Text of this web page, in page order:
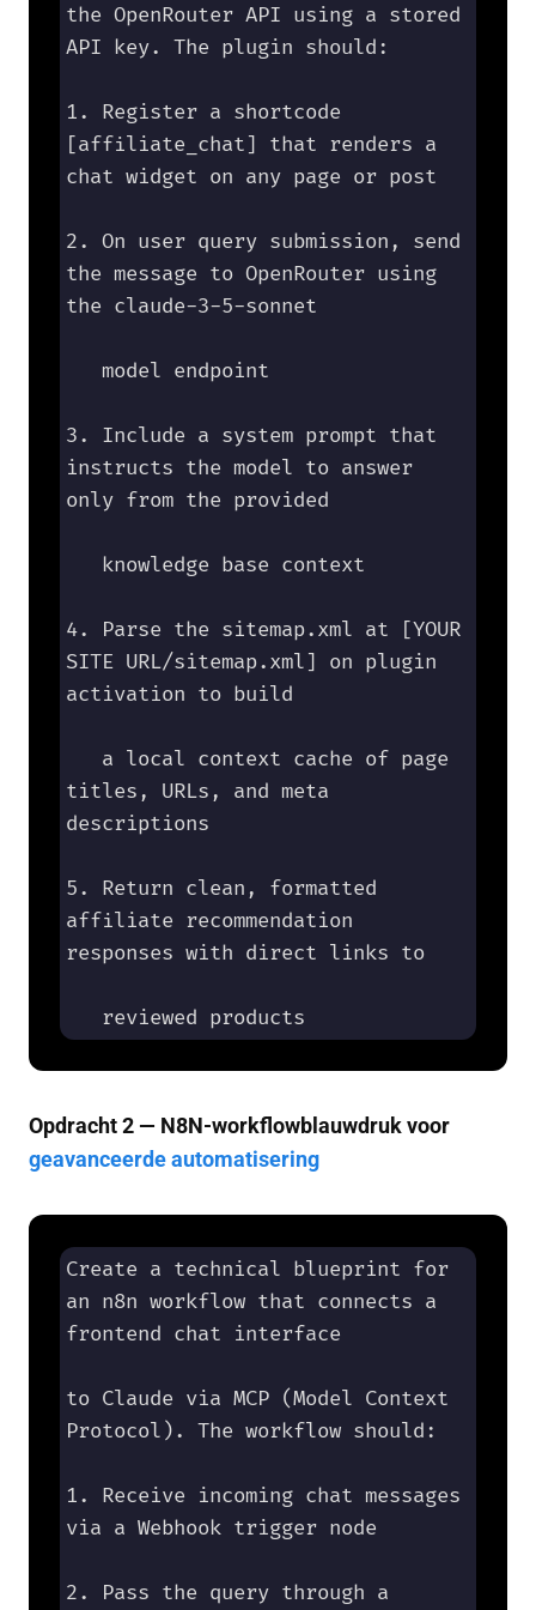
the OpenRouter API using a stored
API key. The plugin should:
1. Register a shortcode
[affiliate_chat] that renders a
chat widget on any page or post
2. On user query submission, send
the message to OpenRouter using
the claude-3-5-sonnet
model endpoint
3. Include a system prompt that
instructs the model to answer
only from the provided
knowledge base context
4. Parse the sitemap.xml at [YOUR
SITE URL/sitemap.xml] on plugin
activation to build
a local context cache of page
titles, URLs, and meta
descriptions
5. Return clean, formatted
affiliate recommendation
responses with direct links to
reviewed products
Opdracht 2 — N8N-workflowblauwdruk voor
geavanceerde automatisering
Create a technical blueprint for
an n8n workflow that connects a
frontend chat interface
to Claude via MCP (Model Context
Protocol). The workflow should:
1. Receive incoming chat messages
via a Webhook trigger node
2. Pass the query through a